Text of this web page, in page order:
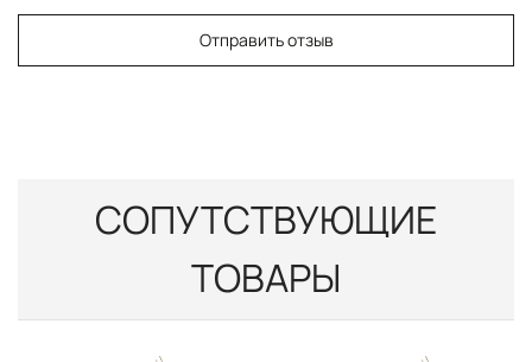
Отправить отзыв
СОПУТСТВУЮЩИЕ
ТОВАРЫ